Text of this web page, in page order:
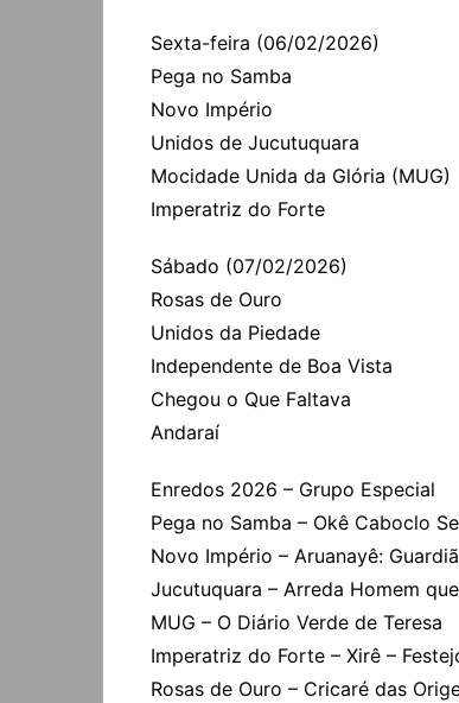
Sexta-feira (06/02/2026)
Pega no Samba
Novo Império
Unidos de Jucutuquara
Mocidade Unida da Glória (MUG)
Imperatriz do Forte
Sábado (07/02/2026)
Rosas de Ouro
Unidos da Piedade
Independente de Boa Vista
Chegou o Que Faltava
Andaraí
Enredos 2026 – Grupo Especial
Pega no Samba – Okê Caboclo
Novo Império – Aruanayê:
Jucutuquara – Arreda Homem
MUG – O Diário Verde de Teresa
Imperatriz do Forte – Xirê –
Rosas de Ouro – Cricaré das